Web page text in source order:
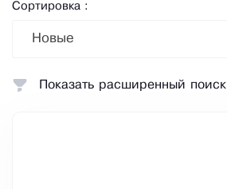
Сортировка :
Новые
Показать расширенный поиск